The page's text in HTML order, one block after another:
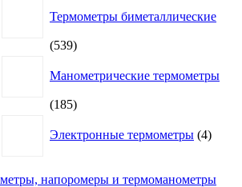
Термометры биметаллические
539539
Манометрические термометры
185185
Электронные термометры 4товара
напоромеры и термоманометры